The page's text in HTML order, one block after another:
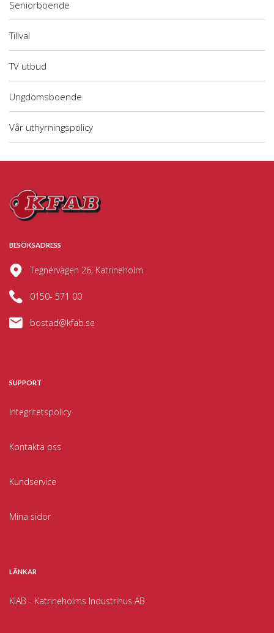
Seniorboende
Tillval
TV utbud
Ungdomsboende
Vår uthyrningspolicy
BESÖKSADRESS
Tegnérvägen 26, Katrineholm
0150- 571 00
bostad@kfab.se
SUPPORT
Integritetspolicy
Kontakta oss
Kundservice
Mina sidor
LÄNKAR
KIAB - Katrineholms Industrihus AB